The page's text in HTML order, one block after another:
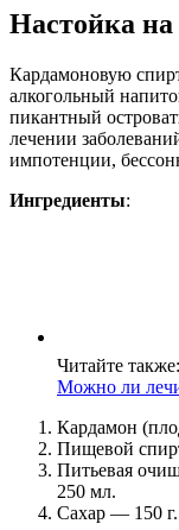
Настойка
Кардамоновую
алкогольный
пикантный
лечении
импотенции,
Ингредиенты:
Читайте также:
Можно ли
Кардамон
Пищевой
Питьевая
250 мл.
Сахар — 150 г.